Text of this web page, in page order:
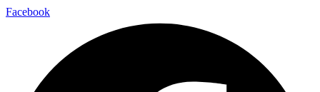
Facebook